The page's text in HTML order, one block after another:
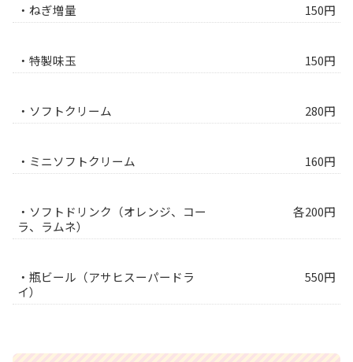
・ねぎ増量 150円
・特製味玉 150円
・ソフトクリーム 280円
・ミニソフトクリーム 160円
・ソフトドリンク（オレンジ、コー
ラ、ラムネ）
各200円
・瓶ビール（アサヒスーパードラ
イ）
550円